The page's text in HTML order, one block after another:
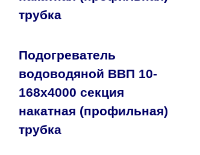
трубка
Подогреватель
водоводяной ВВП 10-
168х4000 секция
накатная (профильная)
трубка